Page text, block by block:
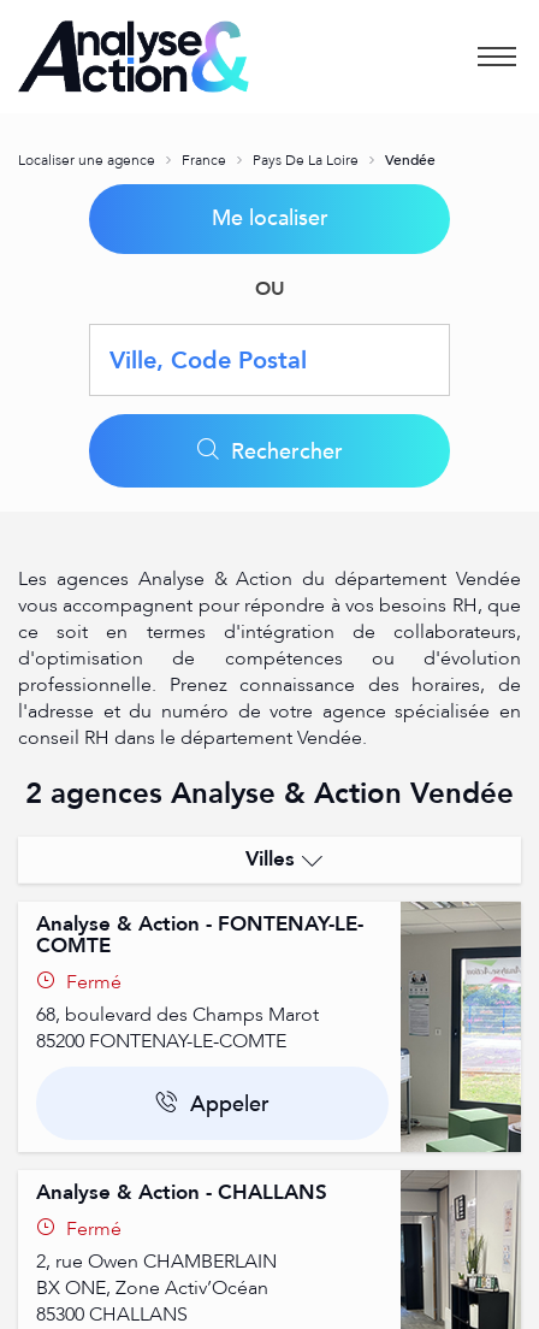
Menu
Localiser une agence France Pays De La Loire Vendée
Me localiser
OU
Latitude
Longitude
Geolocation
Rechercher
Les agences Analyse & Action du département Vendée
vous accompagnent pour répondre à vos besoins RH, que
ce soit en termes d'intégration de collaborateurs,
d'optimisation de compétences ou d'évolution
professionnelle. Prenez connaissance des horaires, de
l'adresse et du numéro de votre agence spécialisée en
conseil RH dans le département Vendée.
2 agences Analyse & Action Vendée
Villes
Challans
Fontenay-Le-Comte
Analyse & Action - FONTENAY-LE-
COMTE
Fermé
68, boulevard des Champs Marot
85200 FONTENAY-LE-COMTE
Appeler
Analyse & Action - CHALLANS
Fermé
2, rue Owen CHAMBERLAIN
BX ONE, Zone Activ’Océan
85300CHALLANS